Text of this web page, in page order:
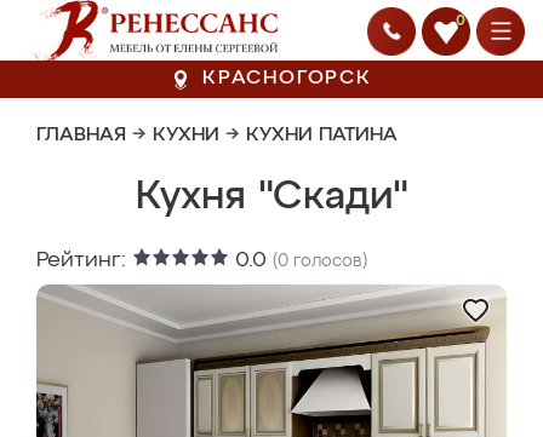
0
КРАСНОГОРСК
ГЛАВНАЯ → КУХНИ → КУХНИ ПАТИНА
Кухня "Скади"
Рейтинг: 0.0 (0 голосов)